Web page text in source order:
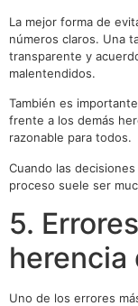
La mejor forma de
números claros. Una
transparente y
malentendidos.
También es
frente a los demás
razonable para todos.
Cuando las
proceso suele ser
5.
herencia
Uno de los errores